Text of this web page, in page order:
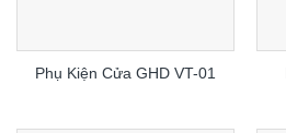
Phụ Kiện Cửa GHD VT-01